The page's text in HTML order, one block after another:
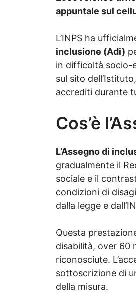
appuntale sul
L’INPS ha
inclusione (Adi)
in difficoltà socio-
sul sito
accrediti durante
Cos’è
L’Assegno di
gradualmente il
sociale e il
condizioni di
dalla legge e
Questa
disabilità, over 60
riconosciute.
sottoscrizione di
della misura.